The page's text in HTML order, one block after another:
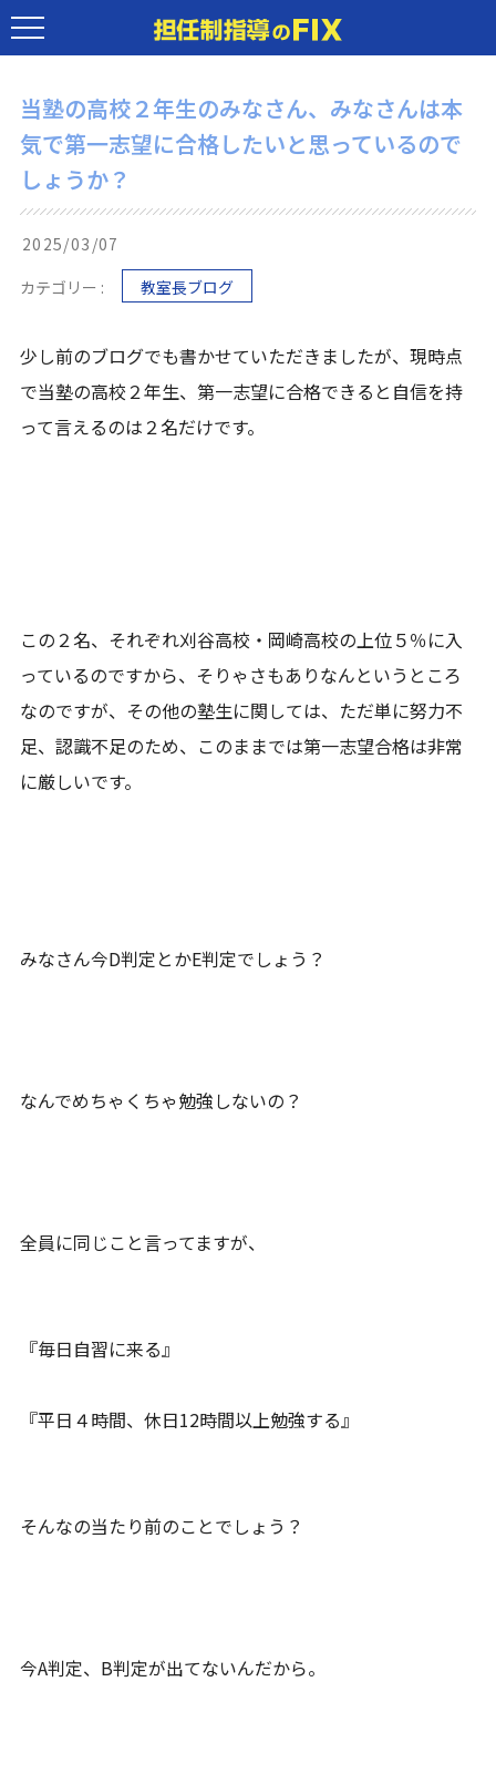
当塾の高校２年生のみなさん、みなさんは本
気で第一志望に合格したいと思っているので
しょうか？
2025/03/07
カテゴリー :
教室長ブログ
少し前のブログでも書かせていただきましたが、現時点
で当塾の高校２年生、第一志望に合格できると自信を持
って言えるのは２名だけです。
この２名、それぞれ刈谷高校・岡崎高校の上位５％に入
っているのですから、そりゃさもありなんというところ
なのですが、その他の塾生に関しては、ただ単に努力不
足、認識不足のため、このままでは第一志望合格は非常
に厳しいです。
みなさん今D判定とかE判定でしょう？
なんでめちゃくちゃ勉強しないの？
全員に同じこと言ってますが、
『毎日自習に来る』
『平日４時間、休日12時間以上勉強する』
そんなの当たり前のことでしょう？
今A判定、B判定が出てないんだから。